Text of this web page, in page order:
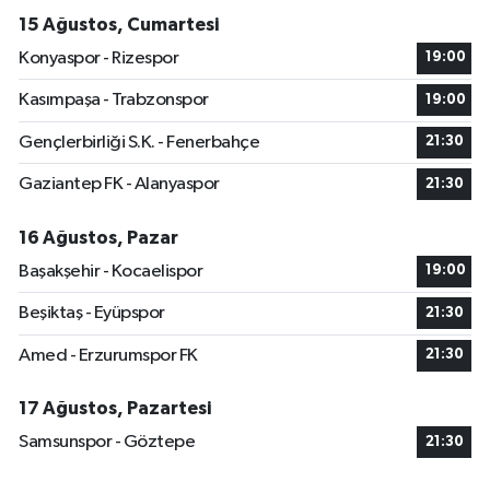
15 Ağustos, Cumartesi
Konyaspor - Rizespor
19:00
Kasımpaşa - Trabzonspor 19:00
Gençlerbirliği S.K. - Fenerbahçe 21:30
Gaziantep FK - Alanyaspor 21:30
16 Ağustos, Pazar
Başakşehir - Kocaelispor
19:00
Beşiktaş - Eyüpspor 21:30
Amed - Erzurumspor FK 21:30
17 Ağustos, Pazartesi
Samsunspor - Göztepe
21:30